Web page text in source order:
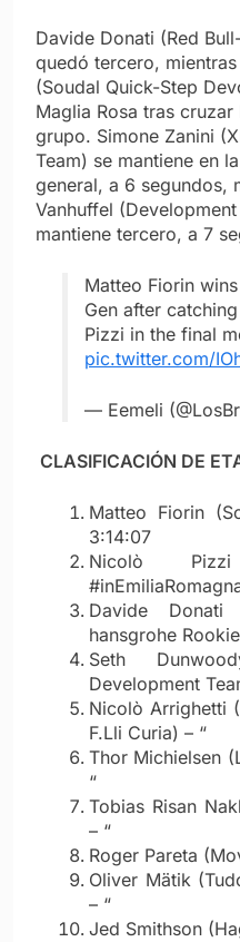
Davide Donati (Red
quedó tercero,
(Soudal Quick-Step
Maglia Rosa tras
grupo. Simone Zanini
Team) se mantiene en
general, a 6 segundos,
Vanhuffel
mantiene tercero, a 7
Matteo Fiorin
Gen after
Pizzi in the final
pic.twitter.com/
— Eemeli
CLASIFICACIÓN DE
Matteo Fiorin
3:14:07
Nicolò
Davide
hansgrohe
Seth
Development
Nicolò Arrighetti
F.Lli Curia) – “
Thor Michielsen
“
Tobias Risan
– “
Roger Pareta
Oliver Mätik
– “
Jed Smithson